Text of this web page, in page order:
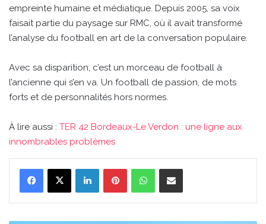
empreinte humaine et médiatique. Depuis 2005, sa voix
faisait partie du paysage sur RMC, où il avait transformé
l’analyse du football en art de la conversation populaire.
Avec sa disparition, c’est un morceau de football à
l’ancienne qui s’en va. Un football de passion, de mots
forts et de personnalités hors normes.
À lire aussi : TER 42 Bordeaux-Le Verdon : une ligne aux
innombrables problèmes
LinkedinPinterestWhatsAppPartager par email